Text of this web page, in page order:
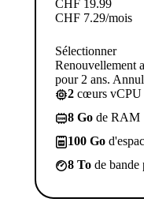
CHF 19.99
CHF 7.29/mois
Sélectionner
Renouvellement
pour 2 ans.
2 cœurs vCPU
8 Go de RAM
100 Go
8 To de bande